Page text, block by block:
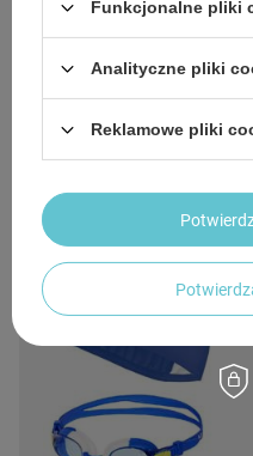
Zestaw Na Basen Niebiesko-Biały
Czepek + Niebiesko-Białe Okularki
Pływackie
45,00 zł / szt.
Funkcjonalne pliki
Analityczne pliki
Reklamowe pliki